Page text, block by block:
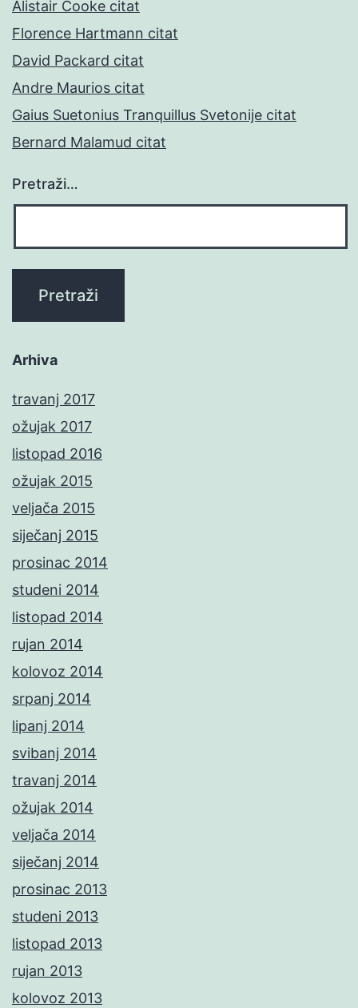
Alistair Cooke citat
Florence Hartmann citat
David Packard citat
Andre Maurios citat
Gaius Suetonius Tranquillus Svetonije citat
Bernard Malamud citat
Pretraži…
Arhiva
travanj 2017
ožujak 2017
listopad 2016
ožujak 2015
veljača 2015
siječanj 2015
prosinac 2014
studeni 2014
listopad 2014
rujan 2014
kolovoz 2014
srpanj 2014
lipanj 2014
svibanj 2014
travanj 2014
ožujak 2014
veljača 2014
siječanj 2014
prosinac 2013
studeni 2013
listopad 2013
rujan 2013
kolovoz 2013